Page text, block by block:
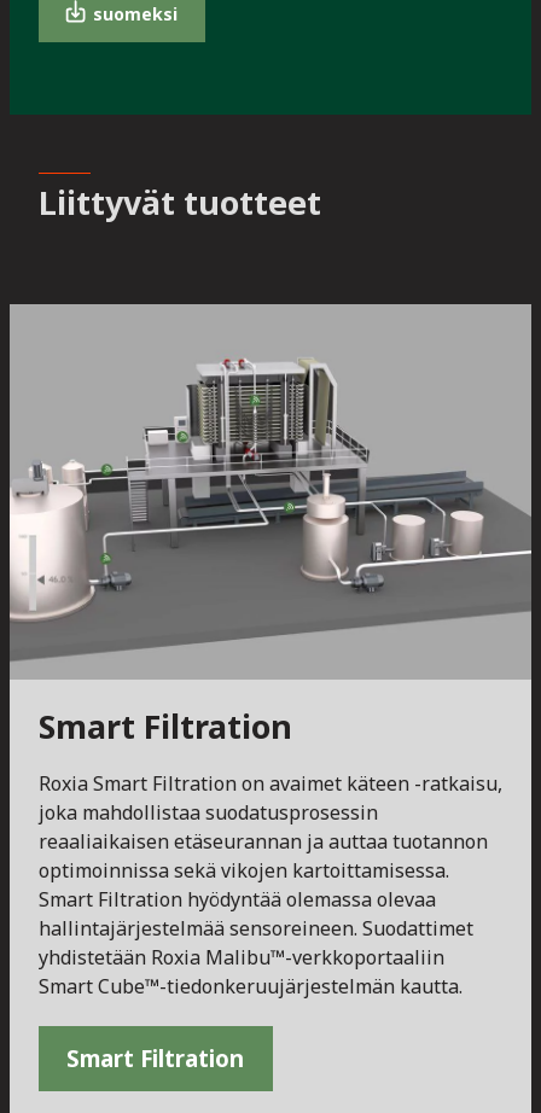
suomeksi
Liittyvät tuotteet
Smart Filtration
Roxia Smart Filtration on avaimet käteen -ratkaisu,
joka mahdollistaa suodatusprosessin
reaaliaikaisen etäseurannan ja auttaa tuotannon
optimoinnissa sekä vikojen kartoittamisessa.
Smart Filtration hyödyntää olemassa olevaa
hallintajärjestelmää sensoreineen. Suodattimet
yhdistetään Roxia Malibu™-verkkoportaaliin
Smart Cube™-tiedonkeruujärjestelmän kautta.
Smart Filtration